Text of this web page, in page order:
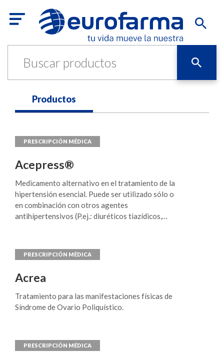
Productos
Acepress®
Medicamento alternativo en el tratamiento de la
hipertensión esencial. Puede ser utilizado sólo o
en combinación con otros agentes
antihípertensivos (P.ej.: diuréticos tiazídicos,
acción prolongada). Irbesartán está indicado en
el tratamiento de la enfermedad renal en
Acrea
Tratamiento para las manifestaciones físicas de
Síndrome de Ovario Poliquístico.